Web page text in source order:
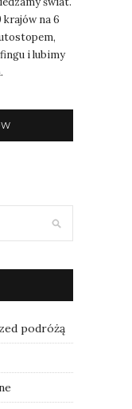
na 6
i lubimy
podróżą